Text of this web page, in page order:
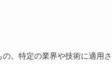
。特定の業界や技術に適用さ